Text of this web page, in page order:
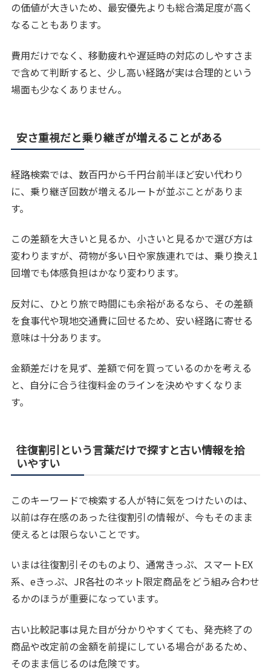
の価値が大きいため、最安優先よりも総合満足度が高く
なることもあります。
費用だけでなく、移動疲れや遅延時の対応のしやすさま
で含めて判断すると、少し高い経路が実は合理的という
場面も少なくありません。
安さ重視だと乗り継ぎが増えることがある
経路検索では、数百円から千円台前半ほど安い代わり
に、乗り継ぎ回数が増えるルートが並ぶことがありま
す。
この差額を大きいと見るか、小さいと見るかで選び方は
変わりますが、荷物が多い日や家族連れでは、乗り換え1
回増でも体感負担はかなり変わります。
反対に、ひとり旅で時間にも余裕があるなら、その差額
を食事代や現地交通費に回せるため、安い経路に寄せる
意味は十分あります。
金額差だけを見ず、差額で何を買っているのかを考える
と、自分に合う往復料金のラインを決めやすくなりま
す。
往復割引という言葉だけで探すと古い情報を拾
いやすい
このキーワードで検索する人が特に気をつけたいのは、
以前は存在感のあった往復割引の情報が、今もそのまま
使えるとは限らないことです。
いまは往復割引そのものより、通常きっぷ、スマートEX
系、eきっぷ、JR各社のネット限定商品をどう組み合わせ
るかのほうが重要になっています。
古い比較記事は見た目が分かりやすくても、発売終了の
商品や改定前の金額を前提にしている場合があるため、
そのまま信じるのは危険です。